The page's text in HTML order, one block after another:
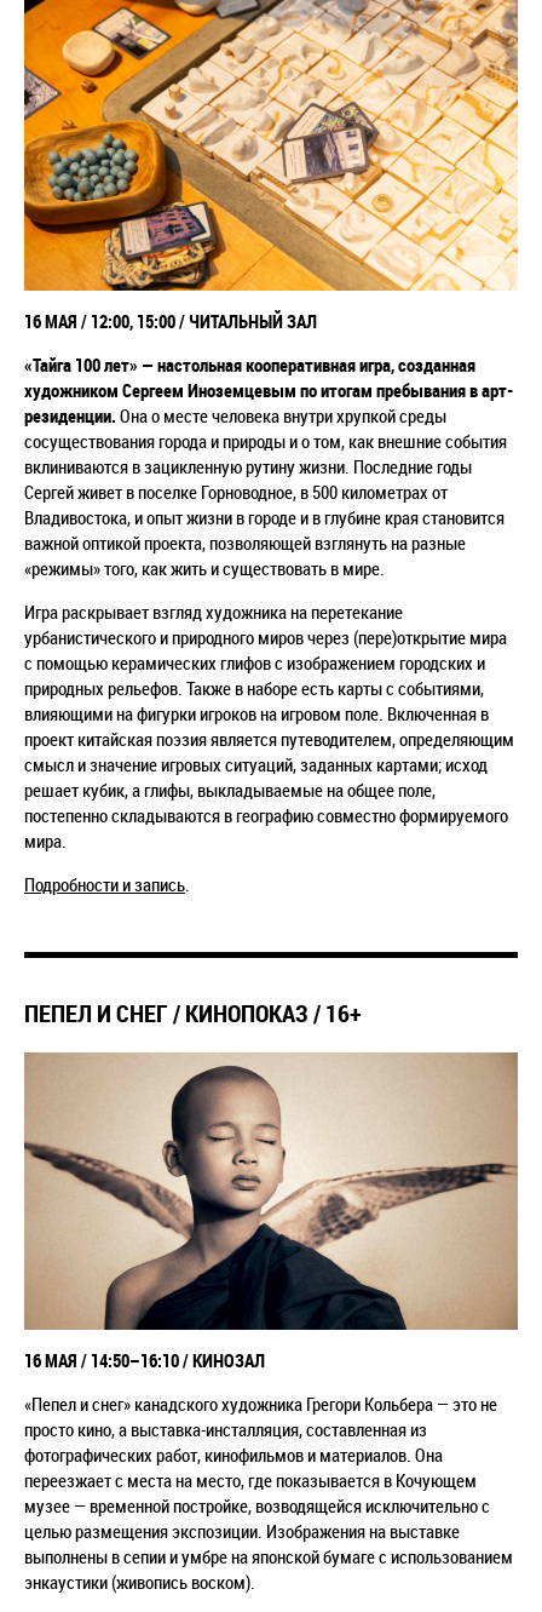
16 МАЯ / 12:00, 15:00 / ЧИТАЛЬНЫЙ ЗАЛ
«Тайга 100 лет» — настольная кооперативная игра, созданная
художником Сергеем Иноземцевым по итогам пребывания в арт-
резиденции. Она о месте человека внутри хрупкой среды
сосуществования города и природы и о том, как внешние события
вклиниваются в зацикленную рутину жизни. Последние годы
Сергей живет в поселке Горноводное, в 500 километрах от
Владивостока, и опыт жизни в городе и в глубине края становится
важной оптикой проекта, позволяющей взглянуть на разные
«режимы» того, как жить и существовать в мире.
Игра раскрывает взгляд художника на перетекание
урбанистического и природного миров через (пере)открытие мира
с помощью керамических глифов с изображением городских и
природных рельефов. Также в наборе есть карты с событиями,
влияющими на фигурки игроков на игровом поле. Включенная в
проект китайская поэзия является путеводителем, определяющим
смысл и значение игровых ситуаций, заданных картами; исход
решает кубик, а глифы, выкладываемые на общее поле,
постепенно складываются в географию совместно формируемого
мира.
Подробности и запись
ПЕПЕЛ И СНЕГ / КИНОПОКАЗ / 16+
16 МАЯ / 14:50–16:10/ КИНОЗАЛ
«Пепел и снег» канадского художника Грегори Кольбера — это не
просто кино, а выставка-инсталляция, составленная из
фотографических работ, кинофильмов и материалов. Она
переезжает с места на место, где показывается в Кочующем
музее — временной постройке, возводящейся исключительно с
целью размещения экспозиции. Изображения на выставке
выполнены в сепии и умбре на японской бумаге с использованием
энкаустики (живопись воском).